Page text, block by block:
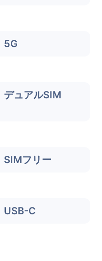
5G
デュアルSIM
SIMフリー
USB-C